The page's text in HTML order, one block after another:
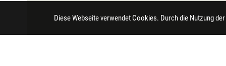
Diese Webseite verwendet Cookies. Durch die Nutzung